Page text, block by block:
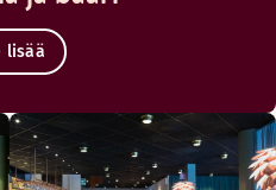
lisää